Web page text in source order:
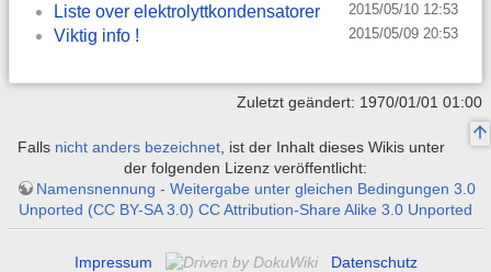
Liste over elektrolyttkondensatorer 2015/05/10 12:53
Viktig info ! 2015/05/09 20:53
Zuletzt geändert: 1970/01/01 01:00
Falls nicht anders bezeichnet , ist der Inhalt dieses Wikis unter
der folgenden Lizenz veröffentlicht:
Namensnennung - Weitergabe unter gleichen Bedingungen 3.0
Unported (CC BY-SA 3.0) CC Attribution-Share Alike 3.0 Unported
Impressum Datenschutz